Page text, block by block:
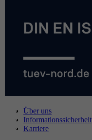
Über uns
Informationssicherheit
Karriere